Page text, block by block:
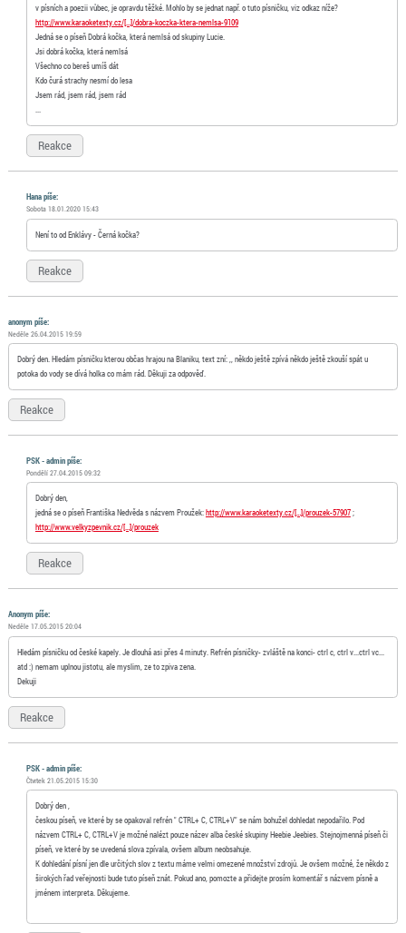
v písních a poezii vůbec, je opravdu těžké. Mohlo by se jednat např. o tuto písničku, viz odkaz níže?
http://www.karaoketexty.cz/[…]/dobra-koczka-ktera-nemlsa-9109
Jedná se o píseň Dobrá kočka, která nemlsá od skupiny Lucie.
Jsi dobrá kočka, která nemlsá
Všechno co bereš umíš dát
Kdo čurá strachy nesmí do lesa
Jsem rád, jsem rád, jsem rád
...
Reakce
Hana píše:
Sobota 18.01.2020 15:43
Není to od Enklávy - Černá kočka?
Reakce
anonym píše:
Neděle 26.04.2015 19:59
Dobrý den. Hledám písničku kterou občas hrajou na Blaniku, text zní: ,, někdo ještě zpívá někdo ještě zkouší spát u
potoka do vody se dívá holka co mám rád. Děkuji za odpověď.
Reakce
PSK - admin píše:
Pondělí 27.04.2015 09:32
Dobrý den,
jedná se o píseň Františka Nedvěda s názvem Proužek: http://www.karaoketexty.cz/[…]/prouzek-57907;
http://www.velkyzpevnik.cz/[…]/prouzek
Reakce
Anonympíše:
Neděle 17.05.2015 20:04
Hledám písničku od české kapely. Je dlouhá asi přes 4 minuty. Refrén písničky- zvláště na konci- ctrl c, ctrl v...ctrl vc...
atd :) nemam uplnou jistotu, ale myslim, ze to zpiva zena.
Dekuji
Reakce
PSK - admin píše:
Čtvrtek 21.05.2015 15:30
Dobrý den ,
českou píseň, ve které by se opakoval refrén " CTRL+ C, CTRL+V" se nám bohužel dohledat nepodařilo. Pod
názvem CTRL+ C, CTRL+V je možné nalézt pouze název alba české skupiny Heebie Jeebies. Stejnojmenná píseň či
píseň, ve které by se uvedená slova zpívala, ovšem album neobsahuje.
K dohledání písní jen dle určitých slov z textu máme velmi omezené množství zdrojů. Je ovšem možné, že někdo z
širokých řad veřejnosti bude tuto píseň znát. Pokud ano, pomozte a přidejte prosím komentář s názvem písně a
jménem interpreta. Děkujeme.